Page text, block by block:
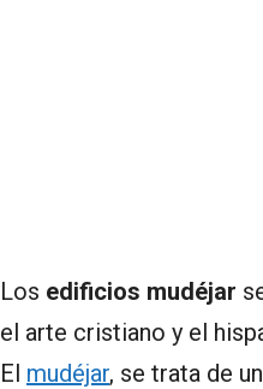
Los edificios mudéjar
el arte cristiano y el
El mudéjar, se trata de